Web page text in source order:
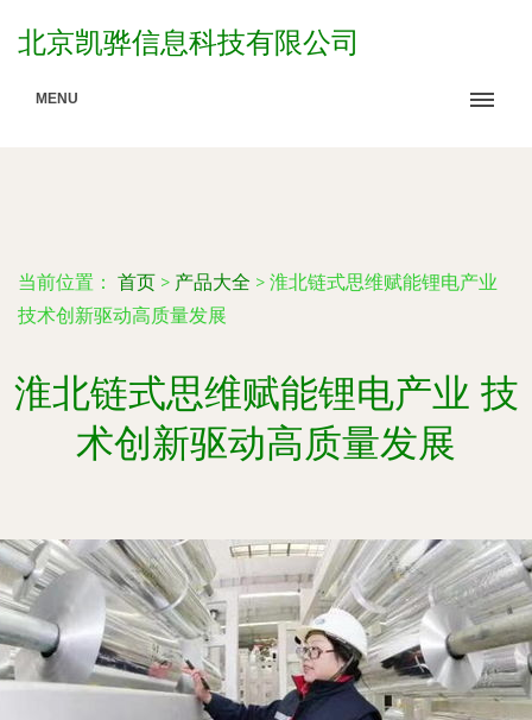
北京凯骅信息科技有限公司
MENU
当前位置： 首页 > 产品大全 > 淮北链式思维赋能锂电产业
技术创新驱动高质量发展
淮北链式思维赋能锂电产业 技
术创新驱动高质量发展